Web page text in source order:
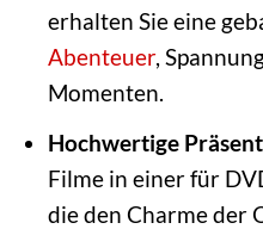
erhalten Sie eine
Abenteuer,
Momenten.
Hochwertige
Filme in einer für
die den Charme der